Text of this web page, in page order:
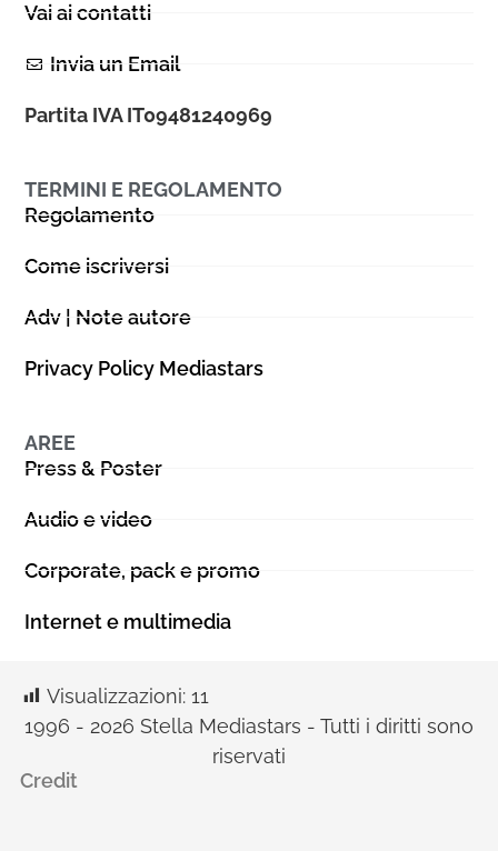
Vai ai contatti
Invia un Email
Partita IVA IT09481240969
TERMINI E REGOLAMENTO
Regolamento
Come iscriversi
Adv | Note autore
Privacy Policy Mediastars
AREE
Press & Poster
Audio e video
Corporate, pack e promo
Internet e multimedia
Visualizzazioni: 11
1996 - 2026 Stella Mediastars - Tutti i diritti sono
riservati
Credit